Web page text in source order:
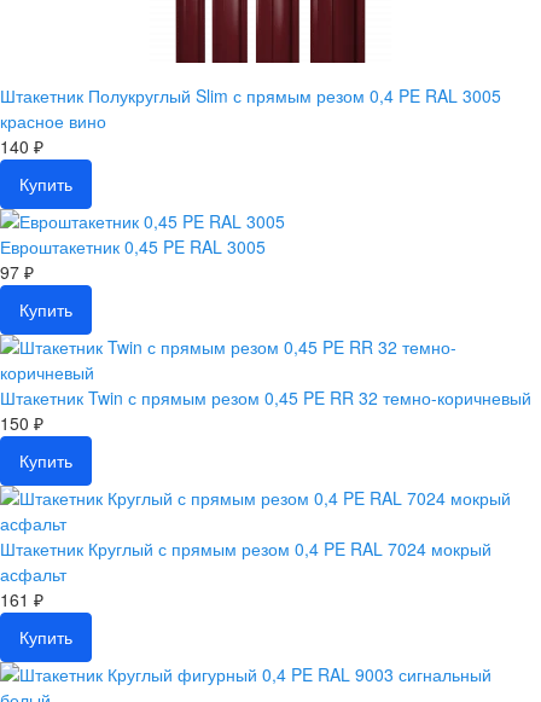
Штакетник Полукруглый Slim с прямым резом 0,4 PE RAL 3005
красное вино
140 ₽
Купить
Евроштакетник 0,45 PE RAL 3005
97 ₽
Купить
Штакетник Twin с прямым резом 0,45 PE RR 32 темно-коричневый
150 ₽
Купить
Штакетник Круглый с прямым резом 0,4 PE RAL 7024 мокрый
асфальт
161 ₽
Купить